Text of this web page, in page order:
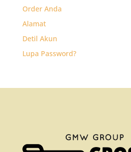
Order Anda
Alamat
Detil Akun
Lupa Password?